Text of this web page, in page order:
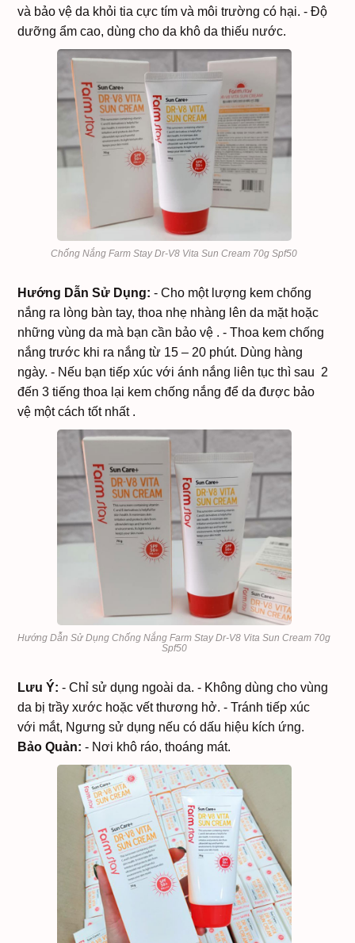
và bảo vệ da khỏi tia cực tím và môi trường có hại. - Độ
dưỡng ẩm cao, dùng cho da khô da thiếu nước.
Chống Nắng Farm Stay Dr-V8 Vita Sun Cream 70g Spf50
Hướng Dẫn Sử Dụng: - Cho một lượng kem chống
nắng ra lòng bàn tay, thoa nhẹ nhàng lên da mặt hoặc
những vùng da mà bạn cần bảo vệ . - Thoa kem chống
nắng trước khi ra nắng từ 15 – 20 phút. Dùng hàng
ngày. - Nếu bạn tiếp xúc với ánh nắng liên tục thì sau 2
đến 3 tiếng thoa lại kem chống nắng để da được bảo
vệ một cách tốt nhất .
Hướng Dẫn Sử Dụng Chống Nắng Farm Stay Dr-V8 Vita Sun Cream 70g
Spf50
Lưu Ý: - Chỉ sử dụng ngoài da. - Không dùng cho vùng
da bị trầy xước hoặc vết thương hở. - Tránh tiếp xúc
với mắt, Ngưng sử dụng nếu có dấu hiệu kích ứng.
Bảo Quản: - Nơi khô ráo, thoáng mát.